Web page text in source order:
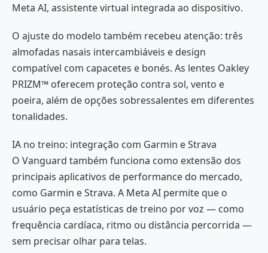
Meta AI, assistente virtual integrada ao dispositivo.
O ajuste do modelo também recebeu atenção: três
almofadas nasais intercambiáveis e design
compatível com capacetes e bonés. As lentes Oakley
PRIZM™ oferecem proteção contra sol, vento e
poeira, além de opções sobressalentes em diferentes
tonalidades.
IA no treino: integração com Garmin e Strava
O Vanguard também funciona como extensão dos
principais aplicativos de performance do mercado,
como Garmin e Strava. A Meta AI permite que o
usuário peça estatísticas de treino por voz — como
frequência cardíaca, ritmo ou distância percorrida —
sem precisar olhar para telas.